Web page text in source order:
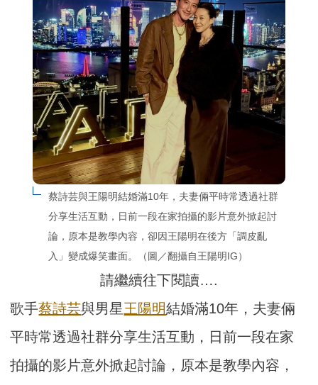
蔡詩芸與王陽明結婚滿10年，夫妻倆平時常透過社群
分享生活互動，日前一段在家拍攝的影片意外掀起討
論，原本是教學內容，卻因王陽明在後方「調皮亂
入」變成爆笑畫面。（圖／翻攝自王陽明IG）
請繼續往下閱讀….
歌手蔡詩芸與男星王陽明結婚滿10年，夫妻倆
平時常透過社群分享生活互動，日前一段在家
拍攝的影片意外掀起討論，原本是教學內容，